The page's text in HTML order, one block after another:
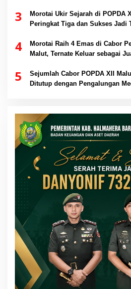
3
Morotai Ukir Sejarah di POPDA
Peringkat Tiga dan Sukses Jadi
4
Morotai Raih 4 Emas di Cabor
Malut, Ternate Keluar sebagai
5
Sejumlah Cabor POPDA XII
Ditutup dengan Pengalungan